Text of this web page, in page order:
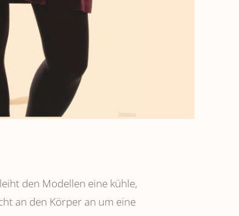
den Modellen eine kühle,
an den Körper an um eine